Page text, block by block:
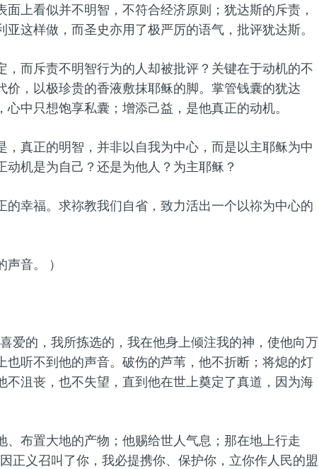
上看似并不明智，不符合经济原则；犹达斯的斥责，
这样做，而圣史亦用了极严厉的语气，批评犹达斯。
而斥责不明智行为的人却被批评？关键在于动机的不
价，以极珍贵的香液敷抹耶稣的脚。掌管钱囊的犹达
中只想饱享私囊；增添己益，是他真正的动机。
真正的明智，并非以自我为中心，而是以主耶稣为中
机是为自己？还是为他人？为主耶稣？
幸福。求祢教我们自省，致力活出一个以祢为中心的
音。 ）
爱的，我所拣选的，我在他身上倾注我的神，使他向万
也听不到他的声音。破伤的芦苇，他不折断；将熄的灯
沮丧，也不失望，直到他在世上奠定了真道，因为海
布置大地的产物；他赐给世人气息；那在地上行走
正义召叫了你，我必提携你、保护你，立你作人民的盟